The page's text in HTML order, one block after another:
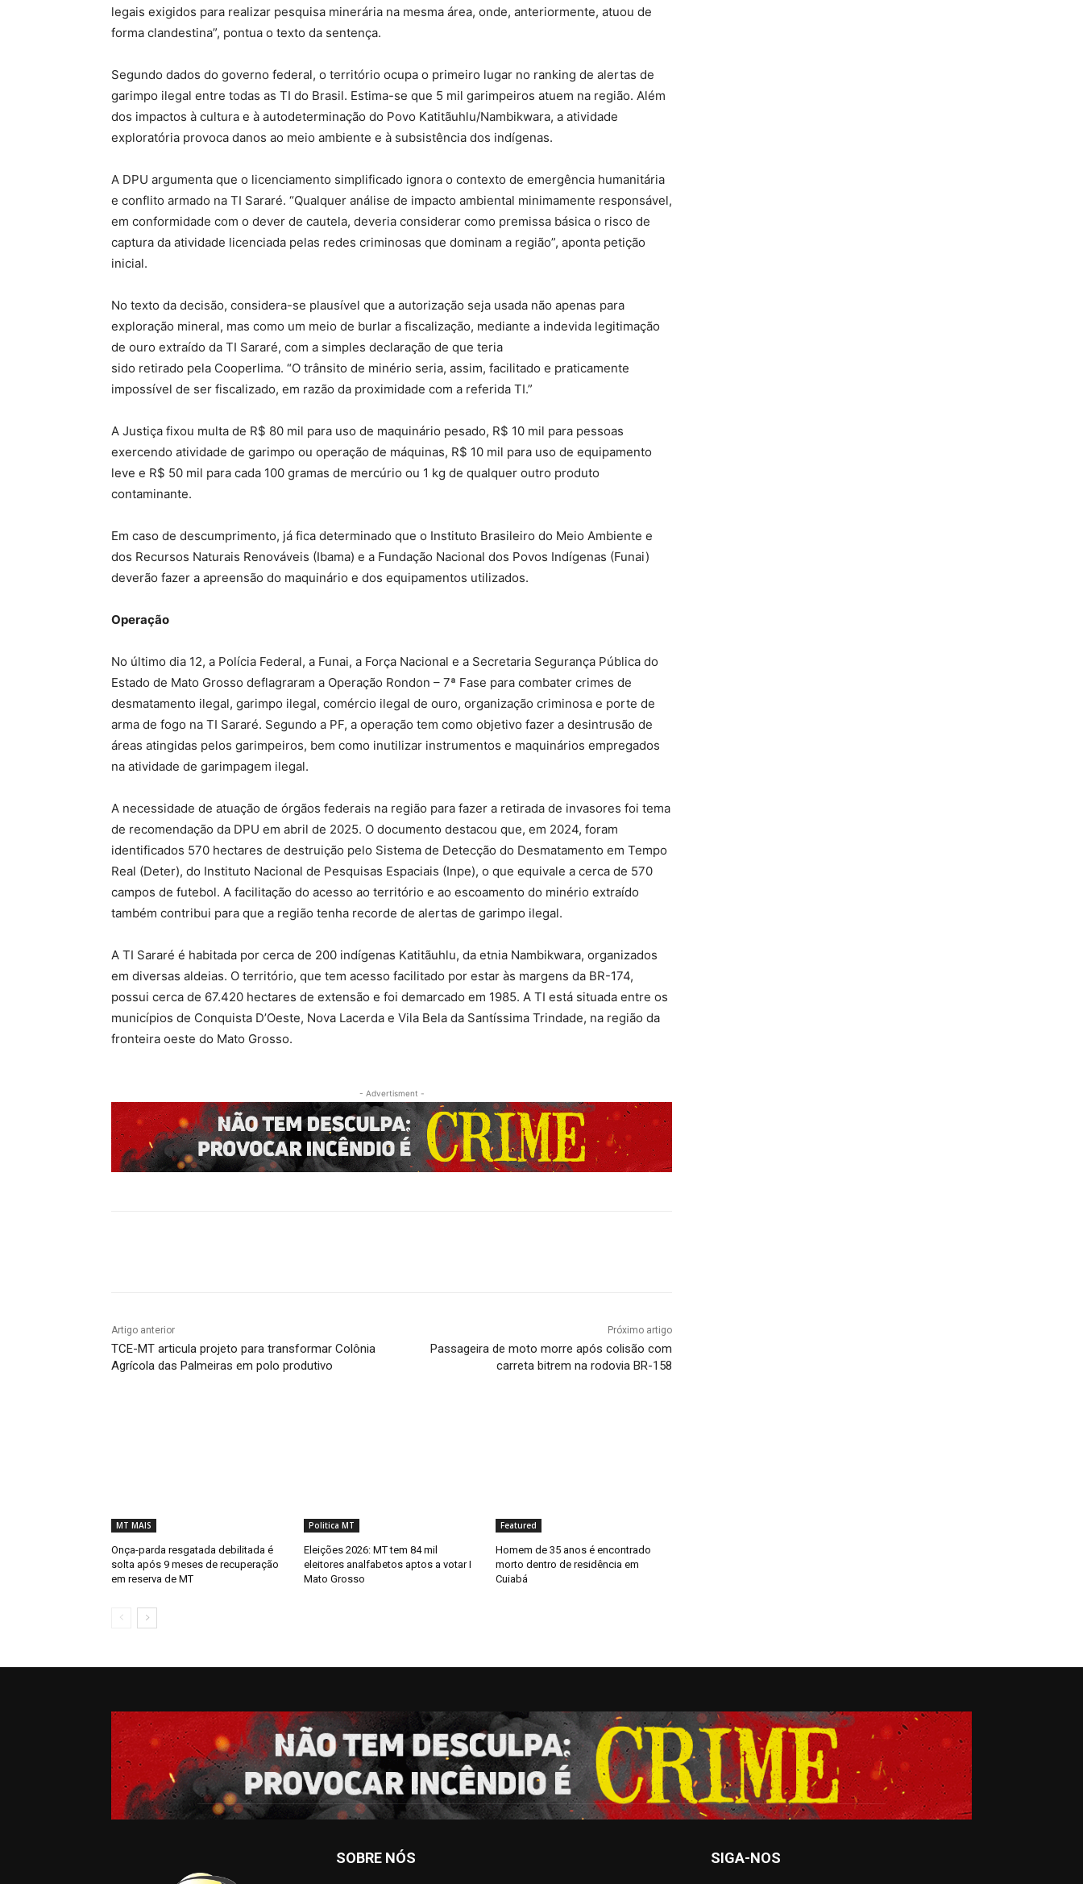
legais exigidos para realizar pesquisa minerária na mesma área, onde, anteriormente, atuou de
forma clandestina”, pontua o texto da sentença.
Segundo dados do governo federal, o território ocupa o primeiro lugar no ranking de alertas de
garimpo ilegal entre todas as TI do Brasil. Estima-se que 5 mil garimpeiros atuem na região. Além
dos impactos à cultura e à autodeterminação do Povo Katitãuhlu/Nambikwara, a atividade
exploratória provoca danos ao meio ambiente e à subsistência dos indígenas.
A DPU argumenta que o licenciamento simplificado ignora o contexto de emergência humanitária
e conflito armado na TI Sararé. “Qualquer análise de impacto ambiental minimamente responsável,
em conformidade com o dever de cautela, deveria considerar como premissa básica o risco de
captura da atividade licenciada pelas redes criminosas que dominam a região”, aponta petição
inicial.
No texto da decisão, considera-se plausível que a autorização seja usada não apenas para
exploração mineral, mas como um meio de burlar a fiscalização, mediante a indevida legitimação
de ouro extraído da TI Sararé, com a simples declaração de que teria
sido retirado pela Cooperlima. “O trânsito de minério seria, assim, facilitado e praticamente
impossível de ser fiscalizado, em razão da proximidade com a referida TI.”
A Justiça fixou multa de R$ 80 mil para uso de maquinário pesado, R$ 10 mil para pessoas
exercendo atividade de garimpo ou operação de máquinas, R$ 10 mil para uso de equipamento
leve e R$ 50 mil para cada 100 gramas de mercúrio ou 1 kg de qualquer outro produto
contaminante.
Em caso de descumprimento, já fica determinado que o Instituto Brasileiro do Meio Ambiente e
dos Recursos Naturais Renováveis (Ibama) e a Fundação Nacional dos Povos Indígenas (Funai)
deverão fazer a apreensão do maquinário e dos equipamentos utilizados.
Operação
No último dia 12, a Polícia Federal, a Funai, a Força Nacional e a Secretaria Segurança Pública do
Estado de Mato Grosso deflagraram a Operação Rondon – 7ª Fase para combater crimes de
desmatamento ilegal, garimpo ilegal, comércio ilegal de ouro, organização criminosa e porte de
arma de fogo na TI Sararé. Segundo a PF, a operação tem como objetivo fazer a desintrusão de
áreas atingidas pelos garimpeiros, bem como inutilizar instrumentos e maquinários empregados
na atividade de garimpagem ilegal.
A necessidade de atuação de órgãos federais na região para fazer a retirada de invasores foi tema
de recomendação da DPU em abril de 2025. O documento destacou que, em 2024, foram
identificados 570 hectares de destruição pelo Sistema de Detecção do Desmatamento em Tempo
Real (Deter), do Instituto Nacional de Pesquisas Espaciais (Inpe), o que equivale a cerca de 570
campos de futebol. A facilitação do acesso ao território e ao escoamento do minério extraído
também contribui para que a região tenha recorde de alertas de garimpo ilegal.
A TI Sararé é habitada por cerca de 200 indígenas Katitãuhlu, da etnia Nambikwara, organizados
em diversas aldeias. O território, que tem acesso facilitado por estar às margens da BR-174,
possui cerca de 67.420 hectares de extensão e foi demarcado em 1985. A TI está situada entre os
municípios de Conquista D’Oeste, Nova Lacerda e Vila Bela da Santíssima Trindade, na região da
fronteira oeste do Mato Grosso.
- Advertisment -
Artigo anterior
TCE-MT articula projeto para transformar Colônia
Agrícola das Palmeiras em polo produtivo
Próximo artigo
Passageira de moto morre após colisão com
carreta bitrem na rodovia BR-158
MT MAIS
Onça-parda resgatada debilitada é
solta após 9 meses de recuperação
em reserva de MT
Politica MT
Eleições 2026: MT tem 84 mil
eleitores analfabetos aptos a votar I
Mato Grosso
Featured
Homem de 35 anos é encontrado
morto dentro de residência em
Cuiabá
SOBRE NÓS SIGA-NOS